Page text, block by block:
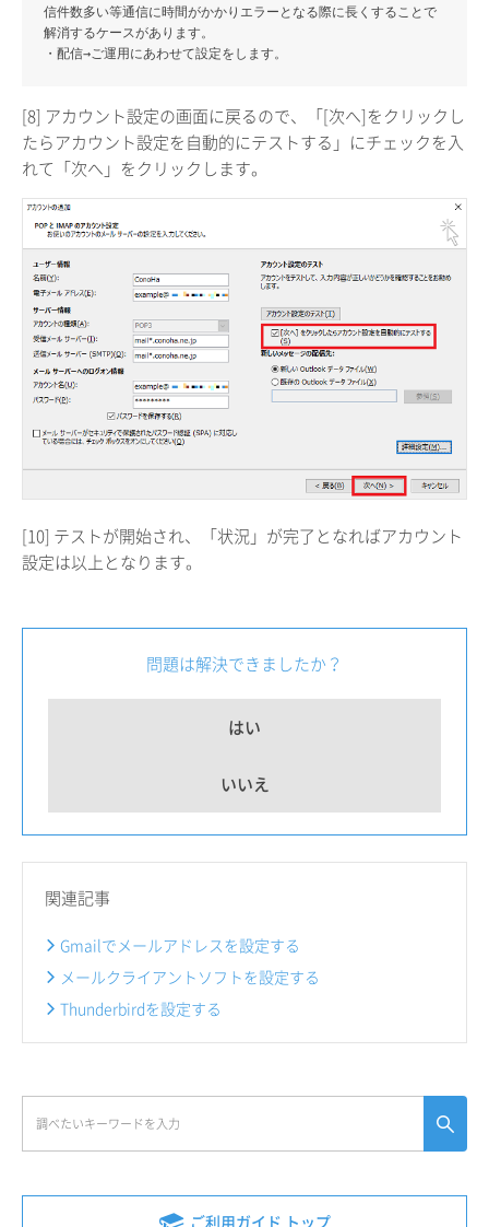
ご利用ガイド トップ
信件数多い等通信に時間がかかりエラーとなる際に長くすることで
解消するケースがあります。
・配信→ご運用にあわせて設定をします。
[8] アカウント設定の画面に戻るので、「[次へ]をクリックし
たらアカウント設定を自動的にテストする」にチェックを入
れて「次へ」をクリックします。
[10] テストが開始され、「状況」が完了となればアカウント
設定は以上となります。
問題は解決できましたか？
はい
いいえ
関連記事
Gmailでメールアドレスを設定する
メールクライアントソフトを設定する
Thunderbirdを設定する